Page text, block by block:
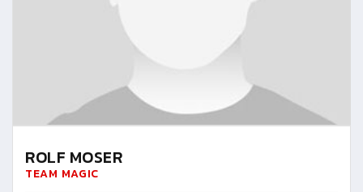
ROLF MOSER
TEAM MAGIC